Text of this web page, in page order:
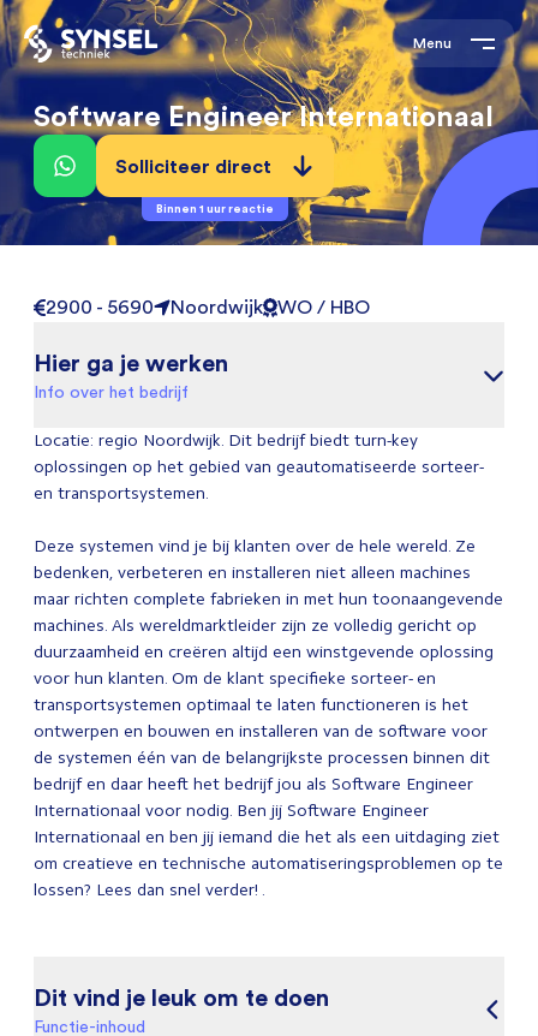
Menu
Software Engineer Internationaal
Solliciteer direct
Binnen 1 uur reactie
2900 - 5690 Noordwijk WO / HBO
Hier ga je werken
Info over het bedrijf
Locatie: regio Noordwijk. Dit bedrijf biedt turn-key
oplossingen op het gebied van geautomatiseerde sorteer-
en transportsystemen.
Deze systemen vind je bij klanten over de hele wereld. Ze
bedenken, verbeteren en installeren niet alleen machines
maar richten complete fabrieken in met hun toonaangevende
machines. Als wereldmarktleider zijn ze volledig gericht op
duurzaamheid en creëren altijd een winstgevende oplossing
voor hun klanten. Om de klant specifieke sorteer- en
transportsystemen optimaal te laten functioneren is het
ontwerpen en bouwen en installeren van de software voor
de systemen één van de belangrijkste processen binnen dit
bedrijf en daar heeft het bedrijf jou als Software Engineer
Internationaal voor nodig. Ben jij Software Engineer
Internationaal en ben jij iemand die het als een uitdaging ziet
om creatieve en technische automatiseringsproblemen op te
lossen? Lees dan snel verder! .
Dit vind je leuk om te doen
Functie-inhoud